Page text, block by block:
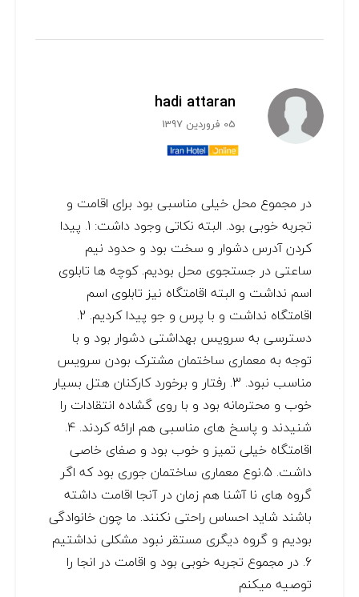
hadi attaran
05 فروردین 1397
در مجموع محل خیلی مناسبی بود برای اقامت و
تجربه خوبی بود. البته نکاتی وجود داشت: 1. پیدا
کردن آدرس دشوار و سخت بود و حدود نیم
ساعتی در جستجوی محل بودیم. کوچه ها تابلوی
اسم نداشت و البته اقامتگاه نیز تابلوی اسم
اقامتگاه نداشت و با پرس و جو پیدا کردیم. 2.
دسترسی به سرویس بهداشتی دشوار بود و با
توجه به معماری ساختمان مشترک بودن سرویس
مناسب نبود. 3. رفتار و برخورد کارکنان هتل بسیار
خوب و محترمانه بود و با روی گشاده انتقادات را
شنیدند و پاسخ های مناسبی هم ارائه کردند. 4.
اقامتگاه خیلی تمیز و خوب بود و صفای خاصی
داشت. 5.نوع معماری ساختمان جوری بود که اگر
گروه های نا آشنا هم زمان در آنجا اقامت داشته
باشند شاید احساس راحتی نکنند. ما چون خانوادگی
بودیم و گروه دیگری مستقر نبود مشکلی نداشتیم
6. در مجموع تجربه خوبی بود و اقامت در انجا را
توصیه میکنم